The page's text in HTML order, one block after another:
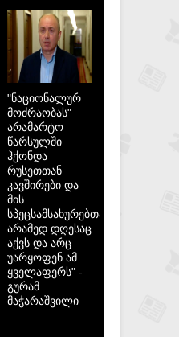
"ნაციონალურ
მოძრაობას"
არამარტო
წარსულში
ჰქონდა
რუსეთთან
კავშირები და
მის
სპეცსამსახურებთან,
არამედ დღესაც
აქვს და არც
უარყოფენ ამ
ყველაფერს" -
გურამ
მაჭარაშვილი